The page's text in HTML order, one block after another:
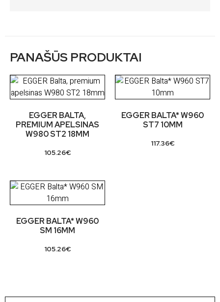
PANAŠŪS PRODUKTAI
EGGER BALTA,
PREMIUM APELSINAS
W980 ST2 18MM
105.26€
EGGER BALTA* W960
ST7 10MM
117.36€
EGGER BALTA* W960
SM 16MM
105.26€